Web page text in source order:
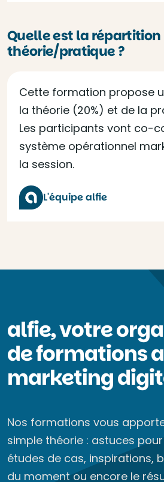
Quelle est la répartition
théorie/pratique ?
Cette formation propose
la théorie (20%) et de la
Les participants vont co-
système opérationnel
la session.
L'équipe alfie
alfie, votre
de formations
marketing
Nos formations vous
simple théorie : astuces
études de cas, inspirations,
du moment ou encore le